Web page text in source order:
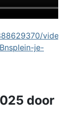
videos/
je-
door